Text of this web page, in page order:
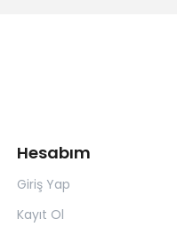
Hesabım
Giriş Yap
Kayıt Ol